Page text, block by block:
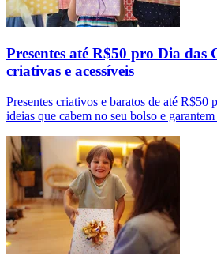
Presentes até R$50 pro Dia das
criativas e acessíveis
Presentes criativos e baratos de até R$50
ideias que cabem no seu bolso e